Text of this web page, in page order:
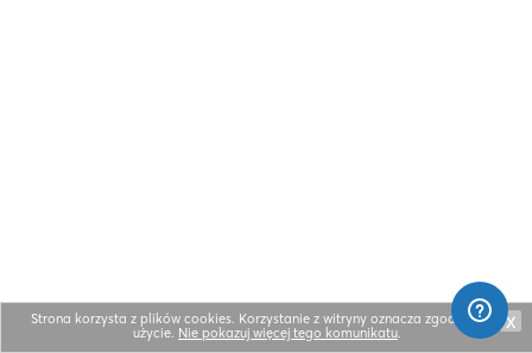
Strona korzysta z plików cookies. Korzystanie z witryny oznacza zgodę na ich
użycie. Nie pokazuj więcej tego komunikatu.
X